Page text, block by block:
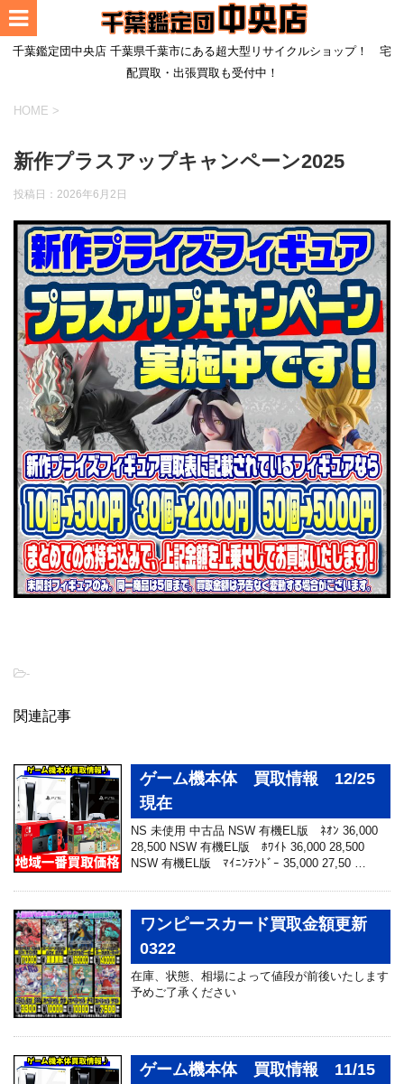
千葉鑑定団中央店 千葉県千葉市にある超大型リサイクルショップ！ 宅
配買取・出張買取も受付中！
HOME >
新作プラスアップキャンペーン2025
投稿日： 2026年6月2日
-
関連記事
ゲーム機本体 買取情報 12/25
現在
NS 未使用 中古品 NSW 有機EL版 ﾈｵﾝ 36,000
28,500 NSW 有機EL版 ﾎﾜｲﾄ 36,000 28,500
NSW 有機EL版 ﾏｲﾆﾝﾃﾝﾄﾞｰ 35,000 27,50 …
ワンピースカード買取金額更新
0322
在庫、状態、相場によって値段が前後いたします
予めご了承ください
ゲーム機本体 買取情報 11/15